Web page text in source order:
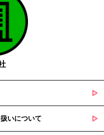
を得る事が困難であるとき
はその委託を受けた者が法令
して協力する必要がある場合
によって当該事務の遂行に支
は一部を外部に業務委託する
護できる管理体制を敷き実行
選したうえで、機密保持契約
を厳密に管理させます。
いについて